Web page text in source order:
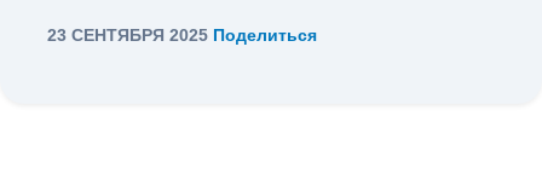
23 СЕНТЯБРЯ 2025 Поделиться